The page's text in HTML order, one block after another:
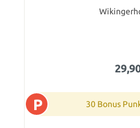
P 30 Bonus